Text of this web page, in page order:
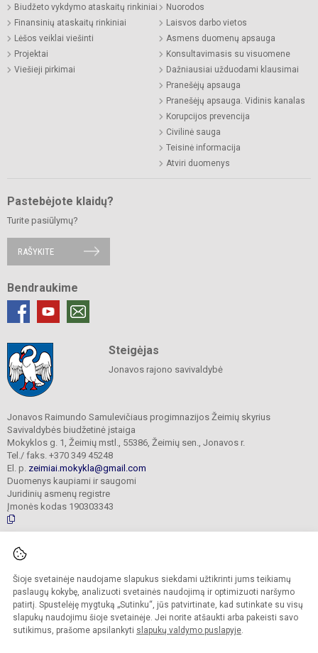
Šioje svetainėje naudojame slapukus siekdami užtikrinti jums teikiamų
paslaugų kokybę, analizuoti svetainės naudojimą ir optimizuoti naršymo
patirtį. Spustelėję mygtuką „Sutinku“, jūs patvirtinate, kad sutinkate su visų
slapukų naudojimu šioje svetainėje. Jei norite atšaukti arba pakeisti savo
sutikimus, prašome apsilankyti slapukų valdymo puslapyje.
Biudžeto vykdymo ataskaitų rinkiniai
Finansinių ataskaitų rinkiniai
Lėšos veiklai viešinti
Projektai
Viešieji pirkimai
Nuorodos
Laisvos darbo vietos
Asmens duomenų apsauga
Konsultavimasis su visuomene
Dažniausiai užduodami klausimai
Pranešėjų apsauga
Pranešėjų apsauga. Vidinis kanalas
Korupcijos prevencija
Civilinė sauga
Teisinė informacija
Atviri duomenys
Pastebėjote klaidų?
Turite pasiūlymų?
RAŠYKITE
Bendraukime
Steigėjas
Jonavos rajono savivaldybė
Jonavos Raimundo Samulevičiaus progimnazijos Žeimių skyrius
Savivaldybės biudžetinė įstaiga
Mokyklos g. 1, Žeimių mstl., 55386, Žeimių sen., Jonavos r.
Tel./ faks. +370 349 45248
El. p. zeimiai.mokykla@gmail.com
Duomenys kaupiami ir saugomi
Juridinių asmenų registre
Įmonės kodas 190303343
© 2025. Jonavos Raimundo Samulevičiaus progimnazija Žeimių skyrius. Visos
Kopijuoti turinį be raštiško įstaigos administracijos sutikimo griežtai draudžiama.
Prieinamumo paraiška Slapukų politika
Sumanus būdas atnaujinti